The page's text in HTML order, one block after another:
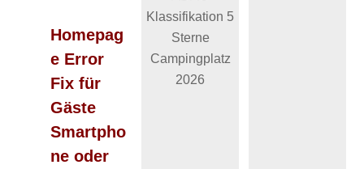
Homepag
e Error
Fix für
Gäste
Smartpho
ne oder